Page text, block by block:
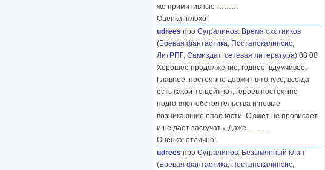
же примитивные ………
Оценка: плохо
udrees про Сугралинов: Время охотников
(Боевая фантастика, Постапокалипсис,
ЛитРПГ, Самиздат, сетевая литература) 08 08
Хорошее продолжение, годное, вдумчивое.
Главное, постоянно держит в тонусе, всегда
есть какой-то цейтнот, героев постоянно
подгоняют обстоятельства и новые
возникающие опасности. Сюжет не провисает,
и не дает заскучать. Даже ………
Оценка: отлично!
udrees про Сугралинов: Безымянный клан
(Боевая фантастика, Постапокалипсис,